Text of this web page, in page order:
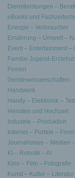
Dienstleistungen –
eBooks und
Energie – Verbraucher
Ernährung – Umwelt –
Event – Entertainment –
Familie-Jugend-
Firmen
Geisteswissenschaften
Handwerk
Handy – Elektronik –
Heiraten und Hochzeit
Industrie – Produktion
Internet – Portale –
Journalismus – Medien
KI – Robotik – AI
Kino – Film – Fotografie
Kunst – Kultur –